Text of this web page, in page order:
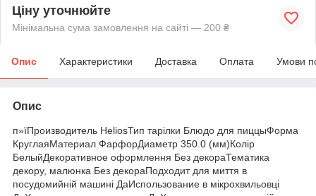
Ціну уточнюйте
Мінімальна сума замовлення на сайті — 200 ₴
Опис Характеристики Доставка Оплата Умови
Опис
п»їПроизводитель HeliosТип тарілки Блюдо для пиццыФорма
КруглаяМатериал ФарфорДиаметр 350.0 (мм)Колір
БелыйДекоративное оформлення Без декораТематика
декору, малюнка Без декораПодходит для миття в
посудомийній машині ДаИспользование в мікрохвильовці